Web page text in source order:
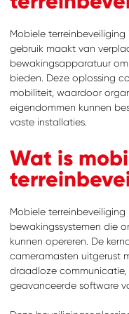
Mobiele
gebruik maakt van
bewakingsapparatuur
bieden. Deze oplossing
mobiliteit, waardoor
eigendommen kunnen
vaste installaties.
Wat is
Mobiele
bewakingssystemen die
kunnen opereren. De
cameramasten uitgerust
draadloze communicatie,
geavanceerde software